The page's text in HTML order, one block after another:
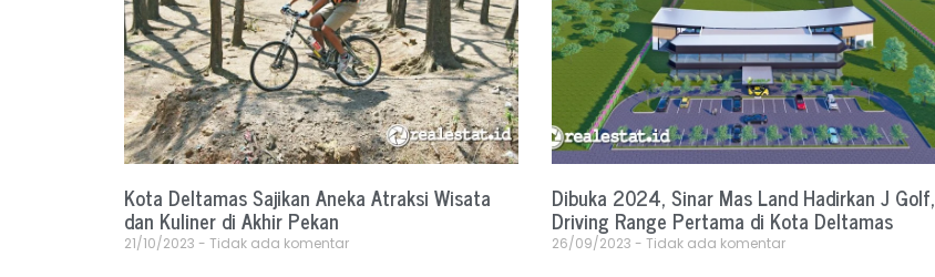
Kota Deltamas Sajikan Aneka Atraksi Wisata
dan Kuliner di Akhir Pekan
21/10/2023 Tidak ada komentar
Dibuka 2024, Sinar Mas Land Hadirkan J Golf,
Driving Range Pertama di Kota Deltamas
26/09/2023 Tidak ada komentar